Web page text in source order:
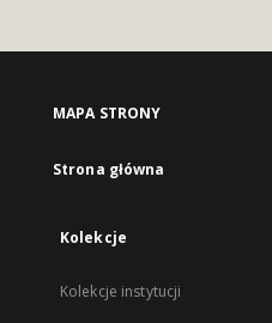
MAPA STRONY
Strona główna
Kolekcje
Kolekcje instytucji